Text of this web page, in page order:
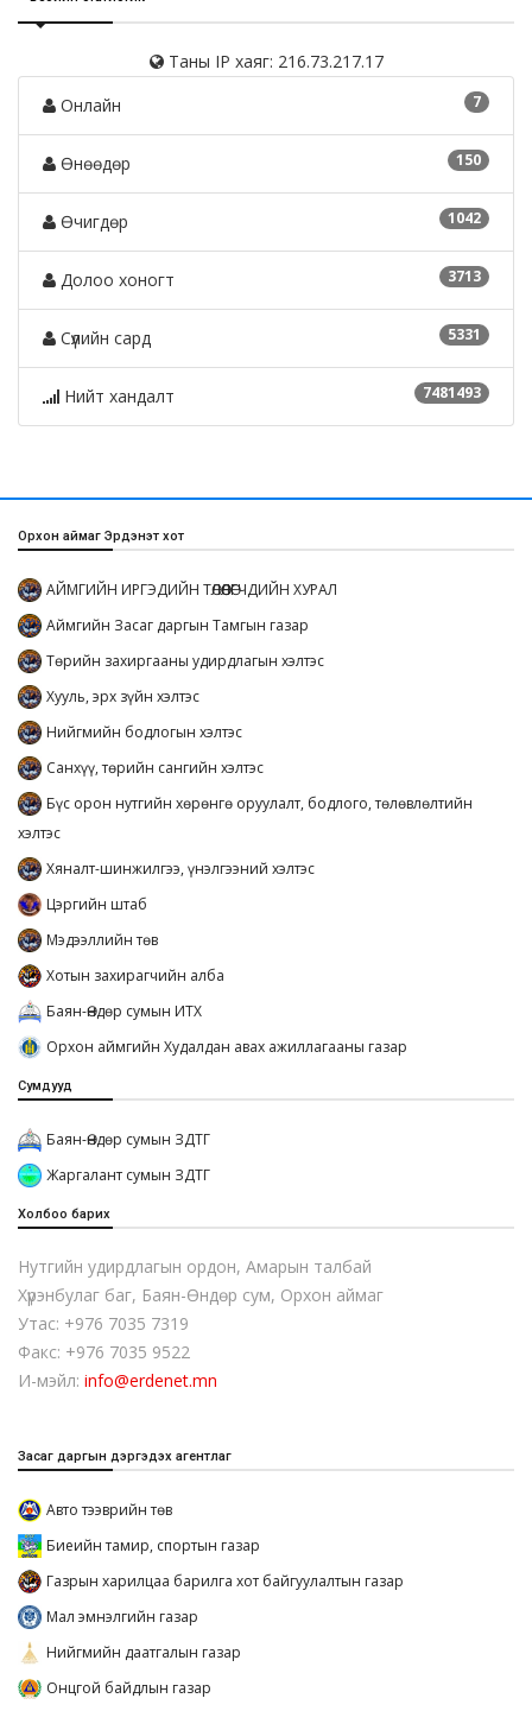
Таны IP хаяг: 216.73.217.17
7
Онлайн
150
Өнөөдөр
1042
Өчигдөр
3713
Долоо хоногт
5331
Сүүлийн сард
7481493
Нийт хандалт
Орхон аймаг Эрдэнэт хот
АЙМГИЙН ИРГЭДИЙН ТӨЛӨӨЛӨГЧДИЙН ХУРАЛ
Аймгийн Засаг даргын Тамгын газар
Төрийн захиргааны удирдлагын хэлтэс
Хууль, эрх зүйн хэлтэс
Нийгмийн бодлогын хэлтэс
Санхүү, төрийн сангийн хэлтэс
Бүс орон нутгийн хөрөнгө оруулалт, бодлого, төлөвлөлтийн
хэлтэс
Хяналт-шинжилгээ, үнэлгээний хэлтэс
Цэргийн штаб
Мэдээллийн төв
Хотын захирагчийн алба
Баян-Өндөр сумын ИТХ
Орхон аймгийн Худалдан авах ажиллагааны газар
Сумдууд
Баян-Өндөр сумын ЗДТГ
Жаргалант сумын ЗДТГ
Холбоо барих
Нутгийн удирдлагын ордон, Амарын талбай
Хүрэнбулаг баг, Баян-Өндөр сум, Орхон аймаг
Утас: +976 7035 7319
Факс: +976 7035 9522
И-мэйл: info@erdenet.mn
Засаг даргын дэргэдэх агентлаг
Авто тээврийн төв
Биеийн тамир, спортын газар
Газрын харилцаа барилга хот байгуулалтын газар
Мал эмнэлгийн газар
Нийгмийн даатгалын газар
Онцгой байдлын газар